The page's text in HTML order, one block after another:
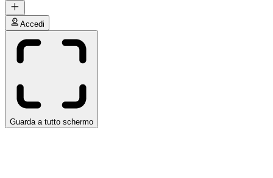
Accedi
Guarda a tutto schermo